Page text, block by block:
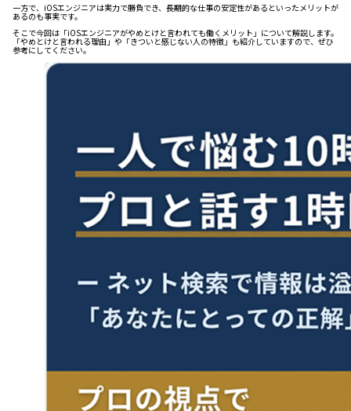
一方で、iOSエンジニアは実力で勝負でき、長期的な仕事の安定性があるといったメリットが
あるのも事実です。
そこで今回は「iOSエンジニアがやめとけと言われても働くメリット」について解説します。
「やめとけと言われる理由」や「きついと感じない人の特徴」も紹介していますので、ぜひ
参考にしてください。